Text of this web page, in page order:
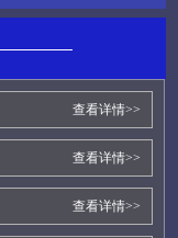
查看详情>>
查看详情>>
查看详情>>